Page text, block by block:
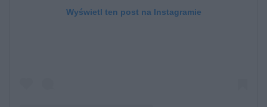
Wyświetl ten post na Instagramie